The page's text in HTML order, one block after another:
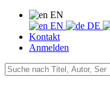
EN
EN
DE
Kontakt
Anmelden